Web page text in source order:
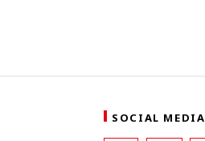
SOCIAL MEDIA